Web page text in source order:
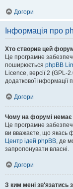
Догори
Інформація про
Хто створив цей
Це програмне
поширюється phpBB
Licence, версії 2
додаткової інформації
Догори
Чому на форумі немає
Це програмне
ви вважаєте, що якась
Центр ідей phpBB, де
запропонувати власні.
Догори
З ким мені зв'язатись